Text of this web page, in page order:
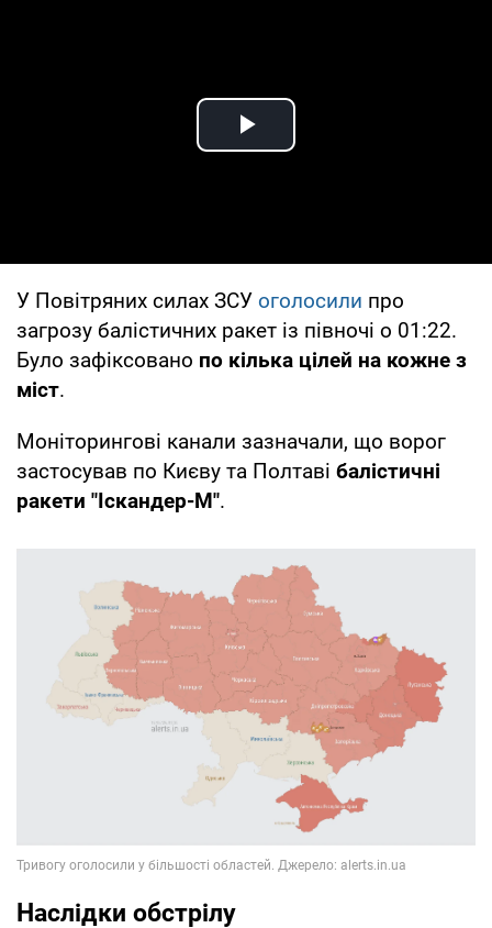
Play Video
У Повітряних силах ЗСУ оголосили про
загрозу балістичних ракет із півночі о 01:22.
Було зафіксовано по кілька цілей на кожне з
міст.
Моніторингові канали зазначали, що ворог
застосував по Києву та Полтаві балістичні
ракети "Іскандер-М".
Наслідки обстрілу